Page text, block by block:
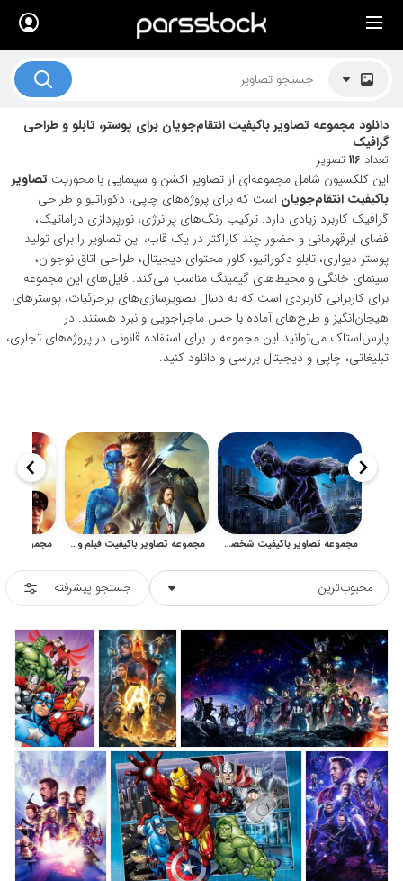
دانلود مجموعه تصاویر باکیفیت انتقام‌جویان برای پوستر، تابلو و طراحی
گرافیک
تعداد 116تصویر
این کلکسیون شامل مجموعه‌ای از تصاویر اکشن و سینمایی با محوریت تصاویر
باکیفیت انتقام‌جویان است که برای پروژه‌های چاپی، دکوراتیو و طراحی
گرافیک کاربرد زیادی دارد. ترکیب رنگ‌های پرانرژی، نورپردازی دراماتیک،
فضای ابرقهرمانی و حضور چند کاراکتر در یک قاب، این تصاویر را برای تولید
پوستر دیواری، تابلو دکوراتیو، کاور محتوای دیجیتال، طراحی اتاق نوجوان،
سینمای خانگی و محیط‌های گیمینگ مناسب می‌کند. فایل‌های این مجموعه
برای کاربرانی کاربردی است که به دنبال تصویرسازی‌های پرجزئیات، پوسترهای
هیجان‌انگیز و طرح‌های آماده با حس ماجراجویی و نبرد هستند. در
پارس‌استاک می‌توانید این مجموعه را برای استفاده قانونی در پروژه‌های تجاری،
تبلیغاتی، چاپی و دیجیتال بررسی و دانلود کنید.
مجموعه تصاویر باکیفیت شخصیت پلنگ سیاه برای پوستر و دکور مجموعه تصاویر باکیفیت فیلم و انیمیشن ایکس‌من برای پوستر
محبوب‌ترین جستجو پیشرفته
× لیست قیمت ها
موضوعات تصاویر
دکوراسیون و فضاها
هنرمندان ایرانی
کسب درآمد از فروش تصاویر
021 28428845
تماس با ما
بلاگ پارس استاک